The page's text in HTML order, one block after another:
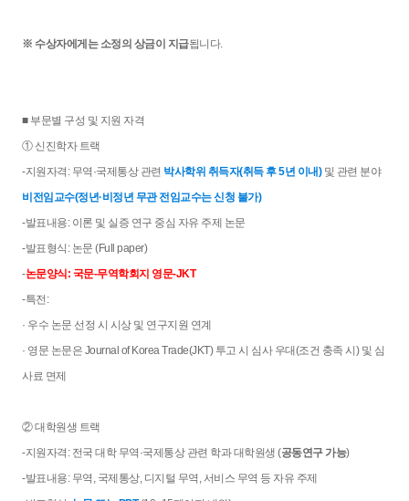
※ 수상자에게는 소정의 상금이 지급됩니다.
■ 부문별 구성 및 지원 자격
① 신진학자 트랙
-지원자격: 무역·국제통상 관련 박사학위 취득자(취득 후 5년 이내)및 관련 분야
비전임교수(정년·비정년 무관 전임교수는 신청 불가)
-발표내용: 이론 및 실증 연구 중심 자유 주제 논문
-발표형식: 논문 (Full paper)
-논문양식: 국문-무역학회지 영문-JKT
-특전:
· 우수 논문 선정 시 시상 및 연구지원 연계
· 영문 논문은 Journal of Korea Trade(JKT) 투고 시 심사 우대(조건 충족 시) 및 심
사료 면제
② 대학원생 트랙
-지원자격: 전국 대학 무역·국제통상 관련 학과 대학원생 (공동연구 가능)
-발표내용: 무역, 국제통상, 디지털 무역, 서비스 무역 등 자유 주제